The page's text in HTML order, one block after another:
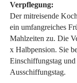
Verpflegung:
Der mitreisende
ein umfangreiches
Mahlzeiten zu. Die
x Halbpension. Sie
Einschiffungstag
Ausschiffungstag.